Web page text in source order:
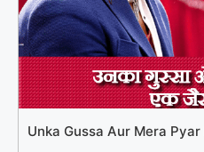
Unka Gussa Aur Mera Pyar